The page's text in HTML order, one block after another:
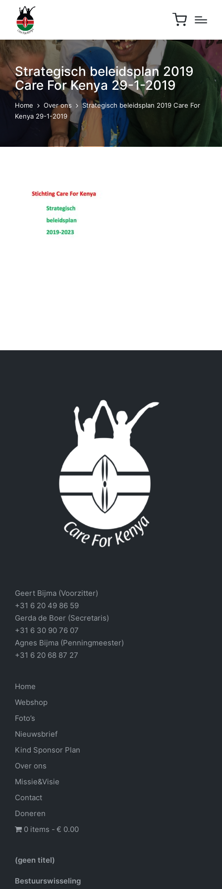
Strategisch beleidsplan 2019
Care For Kenya 29-1-2019
Home Over ons
Strategisch beleidsplan 2019 Care For
Kenya 29-1-2019
Geert Bijma (Voorzitter)
+31 6 20 49 86 59
Gerda de Boer (Secretaris)
+31 6 30 90 76 07
Agnes Bijma (Penningmeester)
+31 6 20 68 87 27
Home
Webshop
Foto’s
Nieuwsbrief
Kind Sponsor Plan
Over ons
Missie&Visie
Contact
Doneren
0 items
€ 0.00
(geen titel)
Bestuurswisseling